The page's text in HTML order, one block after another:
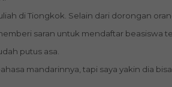
di Tiongkok. Selain dari dorongan
saran untuk mendaftar beasiswa
putus asa.
mandarinnya, tapi saya yakin dia